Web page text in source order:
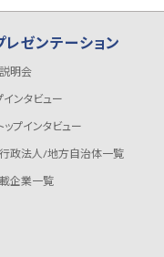
レゼンテーション
明会
インタビュー
ップインタビュー
政法人/地方自治体一覧
企業一覧